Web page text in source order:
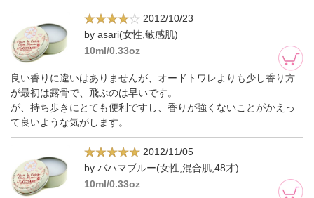
2012/10/23
by asari(女性,敏感肌)
10ml/0.33oz
良い香りに違いはありませんが、オードトワレよりも少し香り方
が最初は露骨で、飛ぶのは早いです。
が、持ち歩きにとても便利ですし、香りが強くないことがかえっ
て良いような気がします。
2012/11/05
by バハマブルー(女性,混合肌,48才)
10ml/0.33oz